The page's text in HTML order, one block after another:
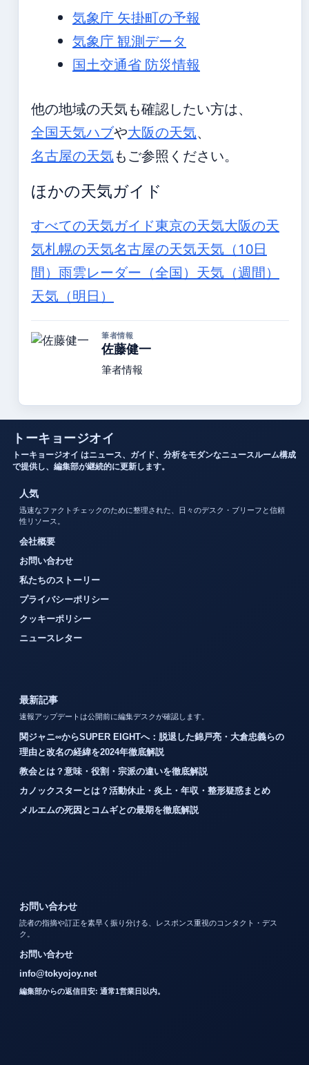
気象庁 矢掛町の予報
気象庁 観測データ
国土交通省 防災情報
他の地域の天気も確認したい方は、
全国天気ハブや大阪の天気、
名古屋の天気もご参照ください。
ほかの天気ガイド
すべての天気ガイド東京の天気大阪の天
気札幌の天気名古屋の天気天気（10日
間） 雨雲レーダー（全国） 天気（週間）
天気（明日）
筆者情報
佐藤健一
筆者情報
トーキョージオイ
トーキョージオイ はニュース、ガイド、分析をモダンなニュースルーム構成
で提供し、編集部が継続的に更新します。
人気
迅速なファクトチェックのために整理された、日々のデスク・ブリーフと信頼
性リソース。
会社概要
お問い合わせ
私たちのストーリー
プライバシーポリシー
クッキーポリシー
ニュースレター
最新記事
速報アップデートは公開前に編集デスクが確認します。
関ジャニ∞からSUPER EIGHTへ：脱退した錦戸亮・大倉忠義らの
理由と改名の経緯を2024年徹底解説
教会とは？意味・役割・宗派の違いを徹底解説
カノックスターとは？活動休止・炎上・年収・整形疑惑まとめ
メルエムの死因とコムギとの最期を徹底解説
お問い合わせ
読者の指摘や訂正を素早く振り分ける、レスポンス重視のコンタクト・デス
ク。
お問い合わせ
info@tokyojoy.net
編集部からの返信目安: 通常1営業日以内。